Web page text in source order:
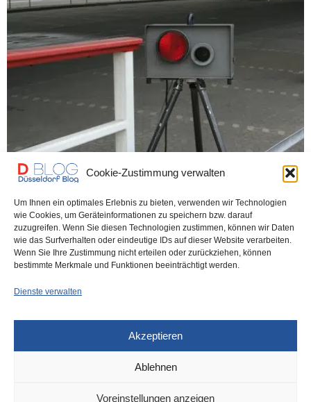
Cookie-Zustimmung verwalten
Um Ihnen ein optimales Erlebnis zu bieten, verwenden wir Technologien
wie Cookies, um Geräteinformationen zu speichern bzw. darauf
zuzugreifen. Wenn Sie diesen Technologien zustimmen, können wir Daten
wie das Surfverhalten oder eindeutige IDs auf dieser Website verarbeiten.
Wenn Sie Ihre Zustimmung nicht erteilen oder zurückziehen, können
bestimmte Merkmale und Funktionen beeinträchtigt werden.
Dienste verwalten
Akzeptieren
Ablehnen
Voreinstellungen anzeigen
VERKEHR 15. JANUAR 2026
Hier wird ab Montag geblitzt –
Schwerpunkt Südring
Benninghauser Straße, Benrodestraße, Kölner Landstraße,